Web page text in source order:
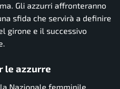
Gli azzurri affronteranno
sfida che servirà a definire
girone e il successivo
le azzurre
Nazionale femminile,